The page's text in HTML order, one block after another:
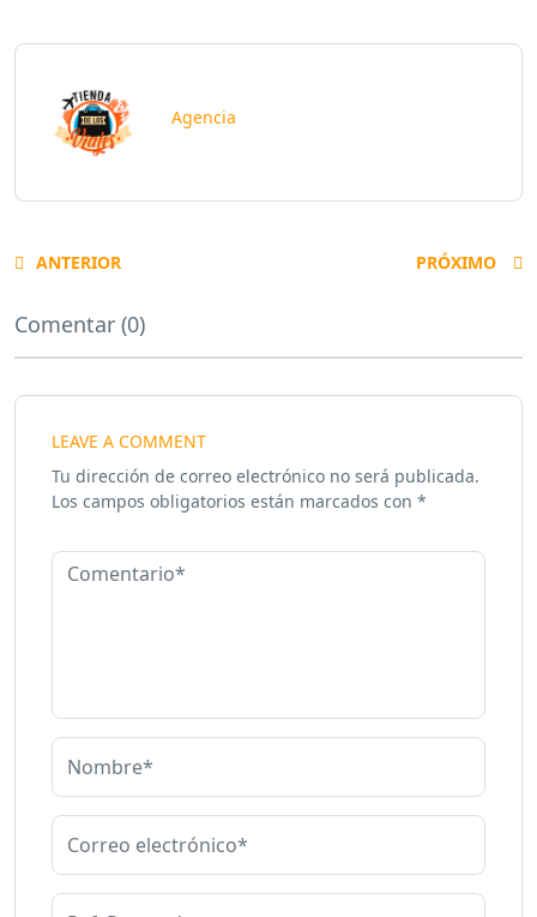
Agencia
ANTERIOR PRÓXIMO
Comentar (0)
LEAVE A COMMENT
Tu dirección de correo electrónico no será publicada.
Los campos obligatorios están marcados con *